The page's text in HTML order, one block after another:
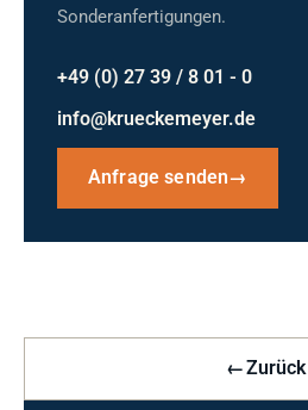
Sonderanfertigungen.
+49 (0) 27 39 / 8 01 - 0
info@krueckemeyer.de
Anfrage senden→
←Zurück